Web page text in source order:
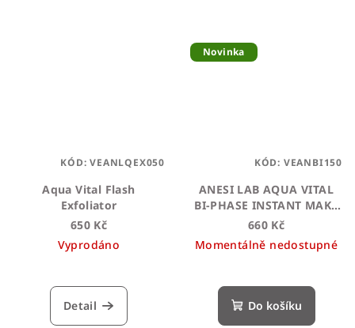
Aqua Vital Flash
Exfoliator
650 Kč
Vyprodáno
hodnocení
produktu
Detail
KÓD:VEANLQEX050
Novinka
ANESI LAB AQUA VITAL
BI-PHASE INSTANT MAKE
UP REMOVER
660 Kč
Momentálně nedostupné
hodnocení
produktu
Do košíku
KÓD: VEANBI150